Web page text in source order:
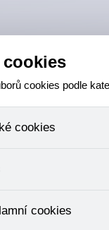
cookies podle
cookies
košíku,
jej ani odebrat.
cookies
cookies